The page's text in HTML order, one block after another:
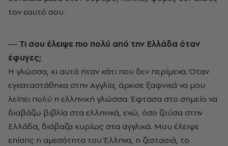
τον εαυτό σου.
― Τι σου έλειψε πιο πολύ από την Ελλάδα όταν
έφυγες;
Η γλώσσα, κι αυτό ήταν κάτι που δεν περίμενα. Όταν
εγκαταστάθηκα στην Αγγλία, άρχισε ξαφνικά να μου
λείπει πολύ η ελληνική γλώσσα. Έφτασα στο σημείο να
διαβάζω βιβλία στα ελληνικά, ενώ, όσο ζούσα στην
Ελλάδα, διάβαζα κυρίως στα αγγλικά. Μου έλειψε
επίσης η αμεσότητα του Έλληνα, η ζεστασιά, το